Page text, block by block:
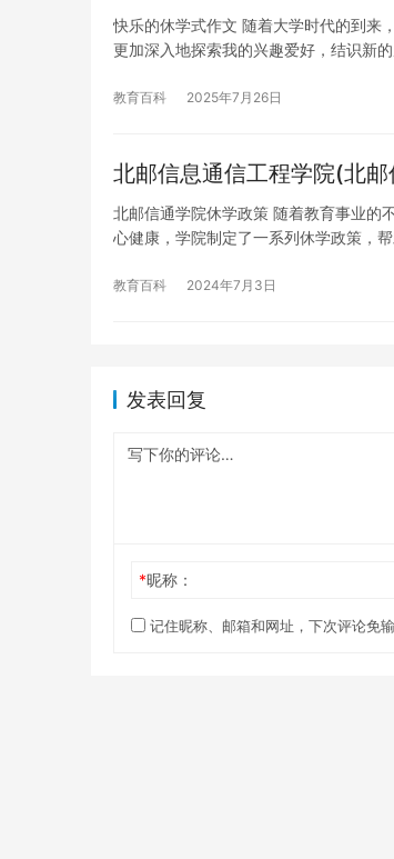
快乐的休学式作文 随着大学时代的到来
更加深入地探索我的兴趣爱好，结识新
教育百科 2025年7月26日
北邮信息通信工程学院(北
北邮信通学院休学政策 随着教育事业的
心健康，学院制定了一系列休学政策，
教育百科 2024年7月3日
发表回复
*昵称：
记住昵称、邮箱和网址，下次评论免